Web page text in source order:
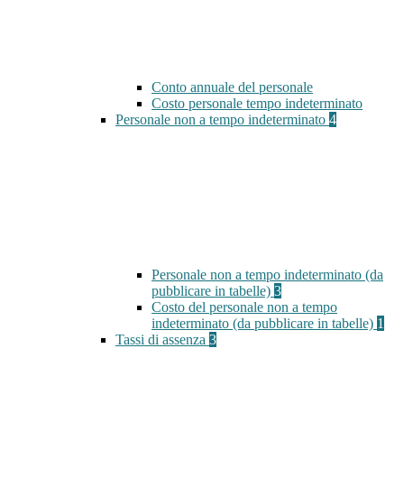
Conto annuale del personale
Costo personale tempo indeterminato
Personale non a tempo indeterminato 4
Personale non a tempo indeterminato (da
pubblicare in tabelle) 3
Costo del personale non a tempo
indeterminato (da pubblicare in tabelle) 1
Tassi di assenza 3